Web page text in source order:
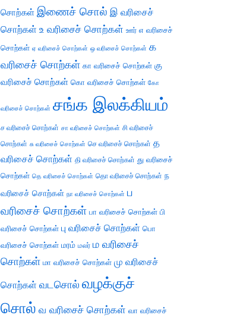
சொற்கள் இணைச் சொல் இ வரிசைச்
சொற்கள் உ வரிசைச் சொற்கள் ஊர் எ வரிசைச்
சொற்கள் ஏ வரிசைச் சொற்கள் ஒ வரிசைச் சொற்கள் க
வரிசைச் சொற்கள் கா வரிசைச் சொற்கள் கு
வரிசைச் சொற்கள் கொ வரிசைச் சொற்கள் கோ
வரிசைச் சொற்கள் சங்க இலக்கியம்
ச வரிசைச் சொற்கள் சா வரிசைச் சொற்கள் சி வரிசைச்
சொற்கள் சு வரிசைச் சொற்கள் செ வரிசைச் சொற்கள் த
வரிசைச் சொற்கள் தி வரிசைச் சொற்கள் து வரிசைச்
சொற்கள் தெ வரிசைச் சொற்கள் தொ வரிசைச் சொற்கள் ந
வரிசைச் சொற்கள் நா வரிசைச் சொற்கள் ப
வரிசைச் சொற்கள் பா வரிசைச் சொற்கள் பி
வரிசைச் சொற்கள் பு வரிசைச் சொற்கள் பொ
வரிசைச் சொற்கள் மரம் மலர் ம வரிசைச்
சொற்கள் மா வரிசைச் சொற்கள் மு வரிசைச்
சொற்கள் வடசொல் வழக்குச்
சொல் வ வரிசைச் சொற்கள் வா வரிசைச்